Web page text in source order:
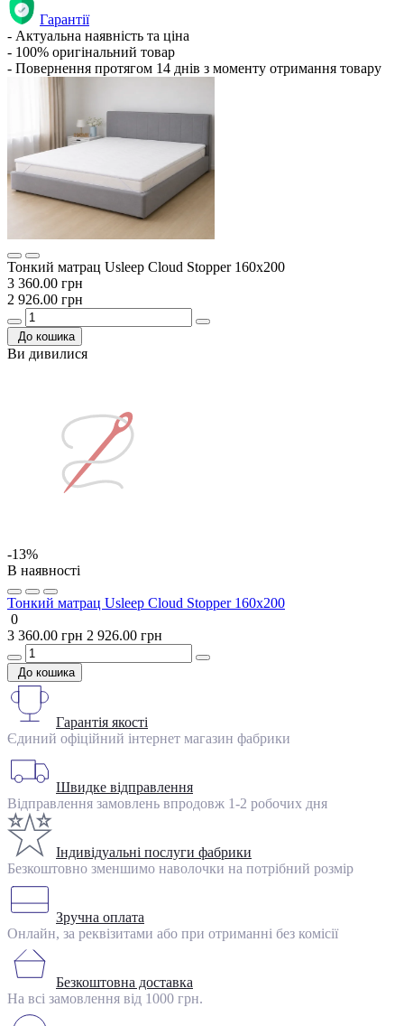
Гарантії
- Актуальна наявність та ціна
- 100% оригінальний товар
- Повернення протягом 14 днів з моменту отримання товару
Тонкий матрац Usleep Cloud Stopper 160х200
3 360.00 грн
2 926.00 грн
До кошика
Ви дивилися
-13%
В наявності
Тонкий матрац Usleep Cloud Stopper 160х200
0
3 360.00 грн 2 926.00 грн
До кошика
Гарантія якості
Єдиний офіційний інтернет магазин фабрики
Швидке відправлення
Відправлення замовлень впродовж 1-2 робочих дня
Індивідуальні послуги фабрики
Безкоштовно зменшимо наволочки на потрібний розмір
Зручна оплата
Онлайн, за реквізитами або при отриманні без комісії
Безкоштовна доставка
На всі замовлення від 1000 грн.